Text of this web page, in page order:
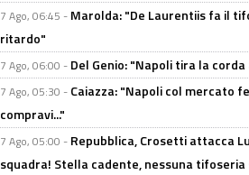
7 Ago, 06:45 - Marolda: "De Laurentiis fa il
ritardo"
7 Ago, 06:00 - Del Genio: "Napoli tira la
7 Ago, 05:30 - Caiazza: "Napoli col mercato
compravi..."
7 Ago, 05:00 - Repubblica, Crosetti attacca
squadra! Stella cadente, nessuna